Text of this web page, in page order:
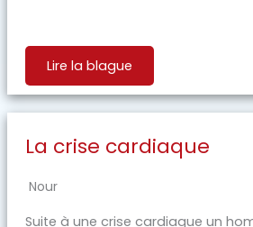
Lire la blague
La crise cardiaque
Nour
Suite à une crise cardiaque un